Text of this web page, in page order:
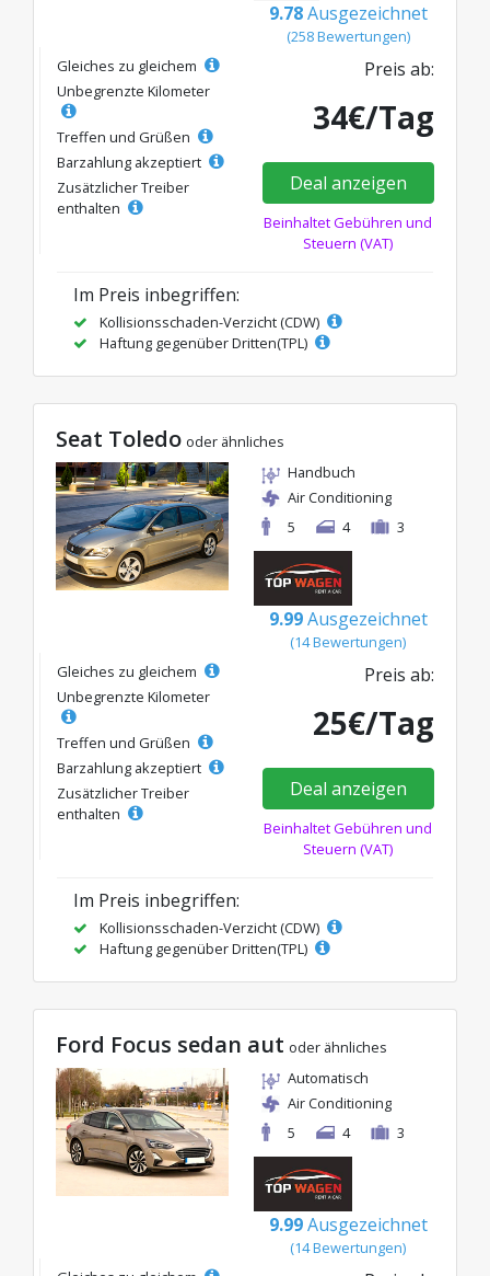
9.78 Ausgezeichnet
(258 Bewertungen)
Gleiches zu gleichem
Unbegrenzte Kilometer
Treffen und Grüßen
Barzahlung akzeptiert
Zusätzlicher Treiber
enthalten
Preis ab:
34€/Tag
Deal anzeigen
Beinhaltet Gebühren und
Steuern (VAT)
Im Preis inbegriffen:
Kollisionsschaden-Verzicht (CDW)
Haftung gegenüber Dritten(TPL)
Seat Toledo oder ähnliches
Handbuch
Air Conditioning
5
4 3
9.99 Ausgezeichnet
(14 Bewertungen)
Gleiches zu gleichem
Unbegrenzte Kilometer
Treffen und Grüßen
Barzahlung akzeptiert
Zusätzlicher Treiber
enthalten
Preis ab:
25€/Tag
Deal anzeigen
Beinhaltet Gebühren und
Steuern (VAT)
Im Preis inbegriffen:
Kollisionsschaden-Verzicht (CDW)
Haftung gegenüber Dritten(TPL)
Ford Focus sedan aut oder ähnliches
Automatisch
Air Conditioning
5
4 3
9.99 Ausgezeichnet
(14 Bewertungen)